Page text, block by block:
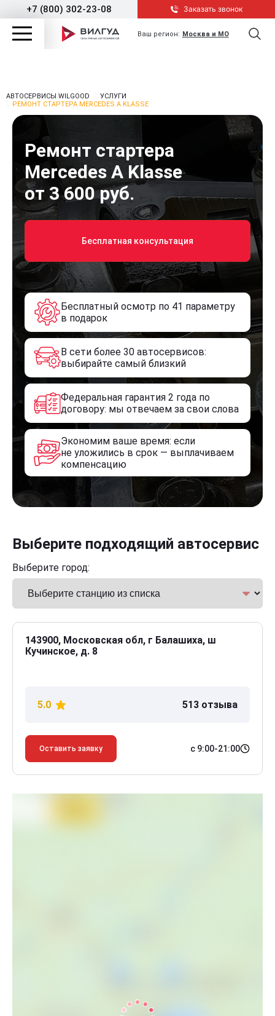
+7 (800) 302-23-08 Заказать звонок
Ваш регион: Москва и МО
АВТОСЕРВИСЫ WILGOOD
УСЛУГИ
РЕМОНТ СТАРТЕРА MERCEDES A KLASSE
Ремонт стартера
Mercedes A Klasse
от 3 600 руб.
Бесплатная консультация
Бесплатный осмотр по 41 параметру
в подарок
В сети более 30 автосервисов:
выбирайте самый близкий
Федеральная гарантия 2 года по
договору: мы отвечаем за свои слова
Экономим ваше время: если
не уложились в срок — выплачиваем
компенсацию
Выберите подходящий автосервис
Выберите город:
143900, Московская обл, г Балашиха, ш
Кучинское, д. 8
5.0 513 отзыва
Оставить заявку с 9:00-21:00